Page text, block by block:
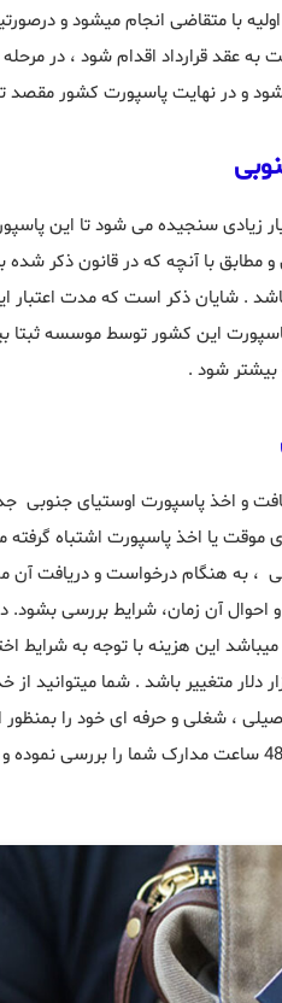
با متقاضی انجام میشود و
عقد قرارداد اقدام شود ، در مرحله
و در نهایت پاسپورت کشور مقصد
سنجیده می شود تا این
مطابق با آنچه که در قانون ذکر
. شایان ذکر است که مدت اعتبار
شود .
و اخذ پاسپورت اوستیای جنوبی
موقت یا اخذ پاسپورت اشتباه
، به هنگام درخواست و دریافت
آن زمان، شرایط بررسی بشود.
این هزینه با توجه به شرایط
متغییر باشد . شما میتوانید
، شغلی و حرفه ای خود را بمنظور
مرکز اعلام کنید ، کارشنایان ثبتا ظرف مدت کمتر از 48 ساعت